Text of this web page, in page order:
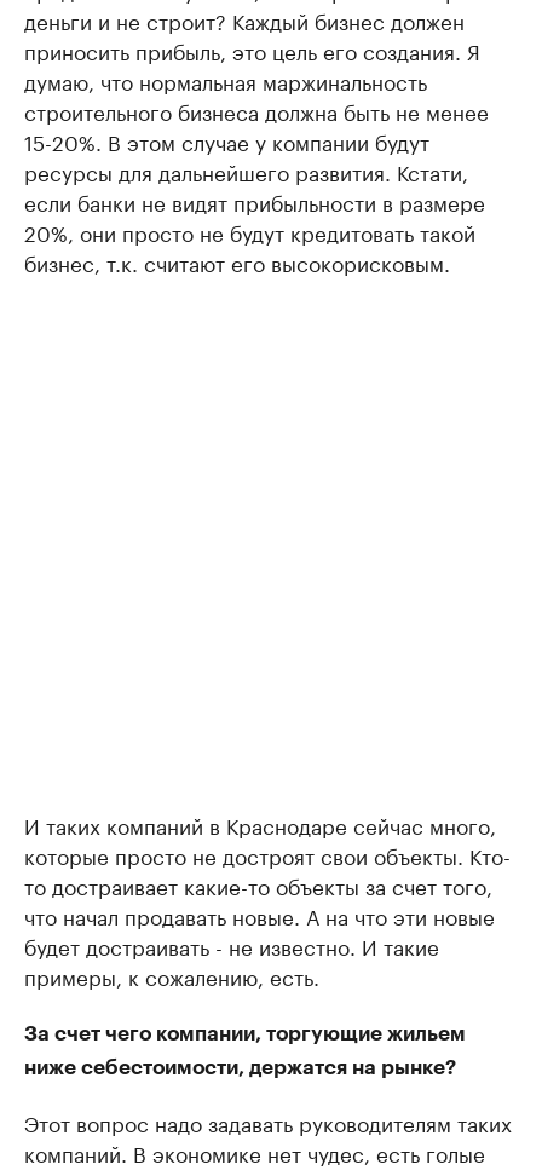
деньги и не строит? Каждый бизнес должен
приносить прибыль, это цель его создания. Я
думаю, что нормальная маржинальность
строительного бизнеса должна быть не менее
15-20%. В этом случае у компании будут
ресурсы для дальнейшего развития. Кстати,
если банки не видят прибыльности в размере
20%, они просто не будут кредитовать такой
бизнес, т.к. считают его высокорисковым.
И таких компаний в Краснодаре сейчас много,
которые просто не достроят свои объекты. Кто-
то достраивает какие-то объекты за счет того,
что начал продавать новые. А на что эти новые
будет достраивать - не известно. И такие
примеры, к сожалению, есть.
За счет чего компании, торгующие жильем
ниже себестоимости, держатся на рынке?
Этот вопрос надо задавать руководителям таких
компаний. В экономике нет чудес, есть голые